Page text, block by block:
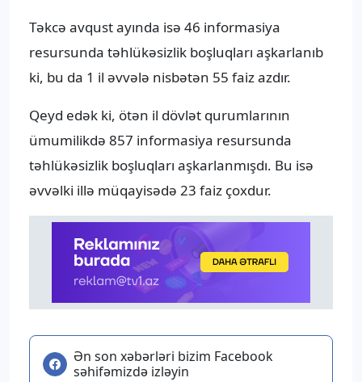
Təkcə avqust ayında isə 46 informasiya
resursunda təhlükəsizlik boşluqları aşkarlanıb
ki, bu da 1 il əvvələ nisbətən 55 faiz azdır.
Qeyd edək ki, ötən il dövlət qurumlarının
ümumilikdə 857 informasiya resursunda
təhlükəsizlik boşluqları aşkarlanmışdı. Bu isə
əvvəlki illə müqayisədə 23 faiz çoxdur.
Ən son xəbərləri bizim Facebook
səhifəmizdə izləyin